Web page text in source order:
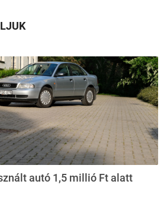
autó 1,5 millió Ft alatt